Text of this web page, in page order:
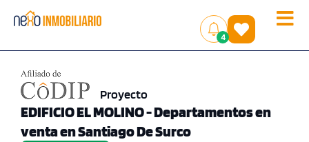
Toggle
4
()
Proyecto
EDIFICIO EL MOLINO - Departamentos en
venta en Santiago De Surco